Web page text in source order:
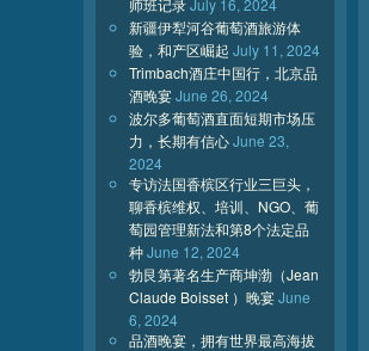
师班记录July 16, 2024
新疆伊犁河谷葡萄酒旅游体
验，和产区崛起 July 11, 2024
Trimbach酒庄中国行，北京品
酒晚宴June 26, 2024
波尔多葡萄酒直面短期市场压
力，长期有信心June 23,
2024
专访法国香槟区行业三巨头，
聊香槟维权、培训、NGO、葡
萄园管理新法和第8个法定品
种June 12, 2024
勃艮第著名生产商坤渤（Jean
Claude Boisset ）晚宴June
6, 2024
品酒晚宴，拥有世界最高海拔